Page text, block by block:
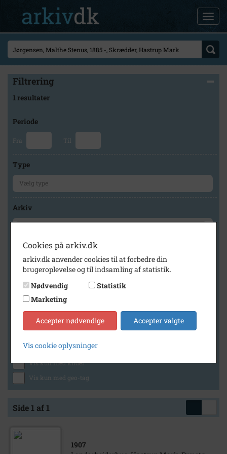
Filtrering
1 resultater
Periode
Fra Til
Type
Arkiv
Geografi
Generelt
Vis kun med billeder
Vis kun med lydklip
Vis kun med kilder
Vis kun med geo-tag
Side 1 af 1
1907
Cookies på arkiv.dk
arkiv.dk anvender cookies til at forbedre din
brugeroplevelse og til indsamling af statistik.
Nødvendig
Statistik
Marketing
Accepter nødvendige Accepter valgte
Vis cookie oplysninger